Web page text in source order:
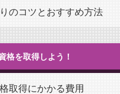
のコツとおすすめ方法
格を取得しよう！
取得にかかる費用